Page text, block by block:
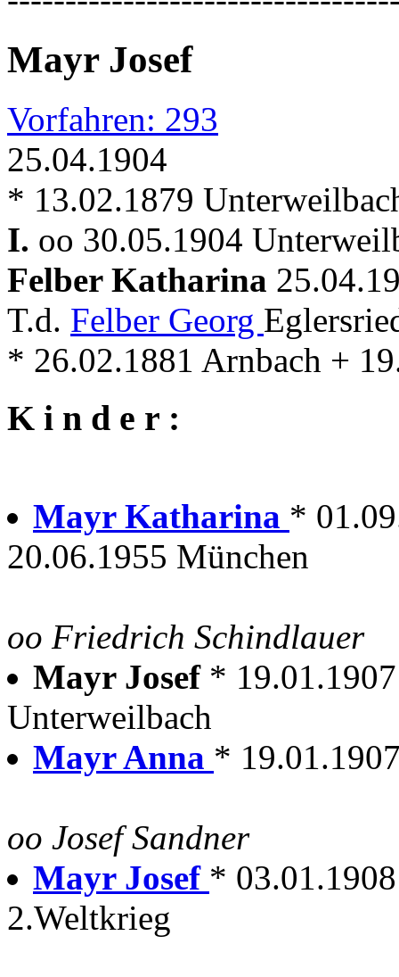
Mayr Josef
Vorfahren: 293
25.04.1904
* 13.02.1879
I. oo 30.05.1904
Felber Katharina
T.d. Felber Georg
* 26.02.1881 Arnbach +
K i n d e r :
Mayr Katharina *
20.06.1955 München
oo Friedrich Schindlauer
Mayr Josef *
Unterweilbach
Mayr Anna *
oo Josef Sandner
Mayr Josef *
2.Weltkrieg